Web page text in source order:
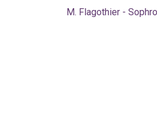
M. Flagothier -